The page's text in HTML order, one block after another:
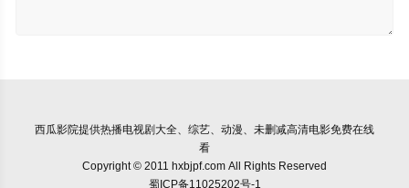
西瓜影院提供热播电视剧大全、综艺、动漫、未删减高清电影免费在线
看
Copyright © 2011 hxbjpf.com All Rights Reserved
蜀ICP备11025202号-1